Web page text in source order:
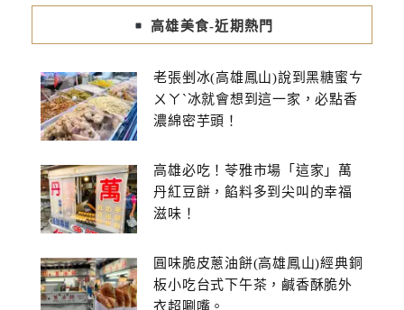
高雄美食-近期熱門
老張剉冰(高雄鳳山)說到黑糖蜜ㄘ
ㄨㄚˋ冰就會想到這一家，必點香
濃綿密芋頭！
高雄必吃！苓雅市場「這家」萬
丹紅豆餅，餡料多到尖叫的幸福
滋味！
圓味脆皮蔥油餅(高雄鳳山)經典銅
板小吃台式下午茶，鹹香酥脆外
衣超唰嘴。